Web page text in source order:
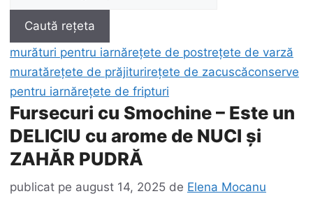
Caută rețeta
murături pentru iarnărețete de postrețete de varză
muratărețete de prăjiturirețete de zacuscăconserve
pentru iarnărețete de fripturi
Fursecuri cu Smochine – Este un
DELICIU cu arome de NUCI și
ZAHĂR PUDRĂ
publicat pe august 14, 2025 de Elena Mocanu